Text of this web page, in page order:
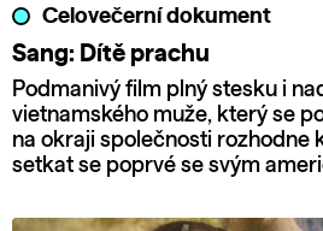
Celovečerní dokument
Sang: Dítě prachu
Podmanivý film plný stesku i
vietnamského muže, který se
na okraji společnosti rozhodne
setkat se poprvé se svým